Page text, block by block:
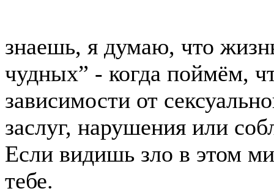
знаешь, я думаю, что
чудных” - когда поймём,
зависимости от
заслуг, нарушения или
Если видишь зло в этом
тебе.